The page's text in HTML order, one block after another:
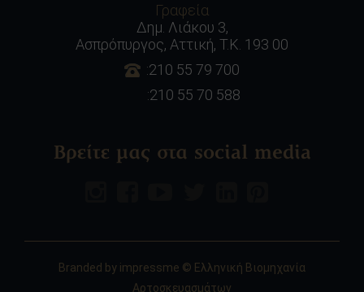
Γραφεία
Δημ. Λιάκου 3,
Ασπρόπυργος, Αττική, Τ.Κ. 193 00
:210 55 79 700
:210 55 70 588
Βρείτε μας στα social media
Branded by impressme © Ελληνική Βιομηχανία
Αρτοσκευασμάτων